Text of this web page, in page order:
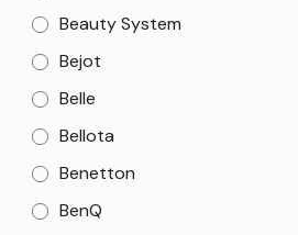
Beauty System
Bejot
Belle
Bellota
Benetton
BenQ